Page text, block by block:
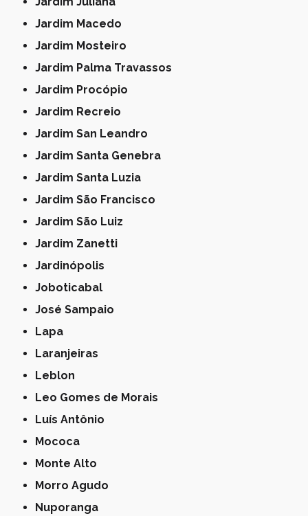
Jardim Macedo
Jardim Mosteiro
Jardim Palma Travassos
Jardim Procópio
Jardim Recreio
Jardim San Leandro
Jardim Santa Genebra
Jardim Santa Luzia
Jardim São Francisco
Jardim São Luiz
Jardim Zanetti
Jardinópolis
Joboticabal
José Sampaio
Lapa
Laranjeiras
Leblon
Leo Gomes de Morais
Luís Antônio
Mococa
Monte Alto
Morro Agudo
Nuporanga